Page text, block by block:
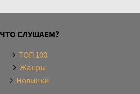
ЧТО СЛУШАЕМ?
ТОП 100
Жанры
Новинки